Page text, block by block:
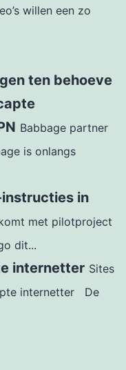
willen een zo
ten behoeve
Babbage partner
is onlangs
in
met pilotproject
dit...
internetter Sites
internetter De